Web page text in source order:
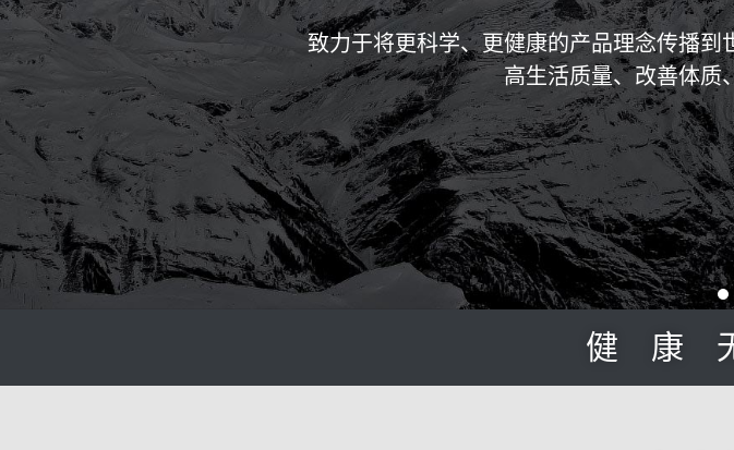
致力于将更科学、更健康的产品理念传播
高生活质量、改善体质
健康